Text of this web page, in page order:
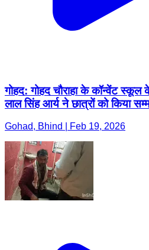
गोहद: गोहद चौराहा के कॉन्वेंट स्कूल
लाल सिंह आर्य ने छात्रों को किया
Gohad, Bhind | Feb 19, 2026